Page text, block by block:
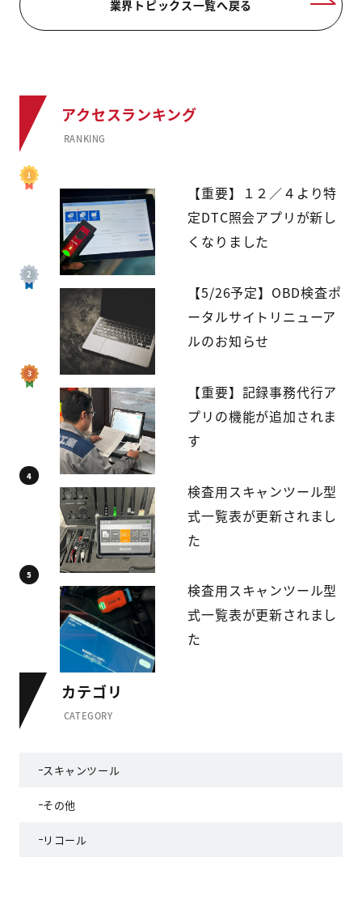
業界トピックス一覧へ戻る
アクセスランキング
RANKING
【重要】１２／４より特
定DTC照会アプリが新し
くなりました
【5/26予定】OBD検査ポ
ータルサイトリニューア
ルのお知らせ
【重要】記録事務代行ア
プリの機能が追加されま
す
検査用スキャンツール型
式一覧表が更新されまし
た
検査用スキャンツール型
式一覧表が更新されまし
た
カテゴリ
CATEGORY
スキャンツール
その他
リコール